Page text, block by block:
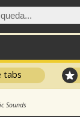
tabs
Sounds